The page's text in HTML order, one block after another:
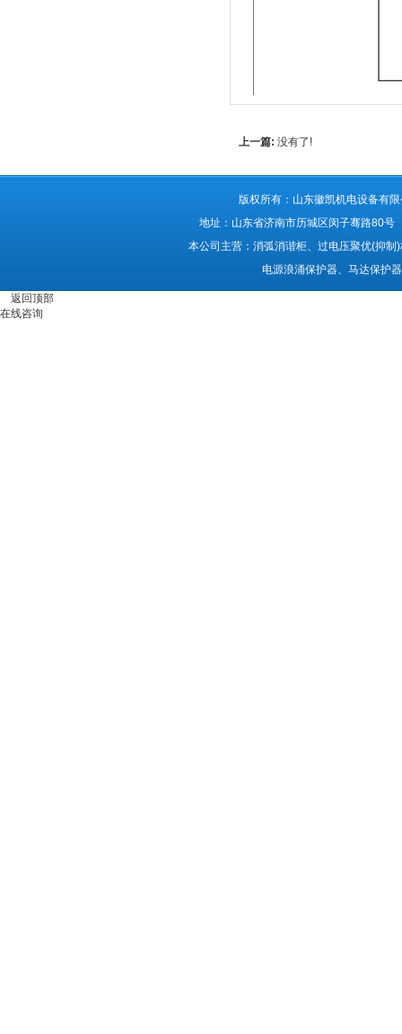
上一篇: 没有了!
版权所有：山东徽凯机电设备有
地址：山东省济南市历城区闵子骞路80
本公司主营：消弧消谐柜、过电压聚优(抑
电源浪涌保护器、马达保护
返回顶部
在线咨询